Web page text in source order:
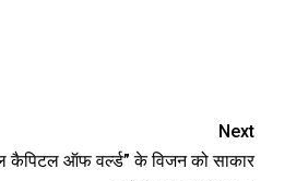
Next
कैपिटल ऑफ वर्ल्ड” के विजन को साकार